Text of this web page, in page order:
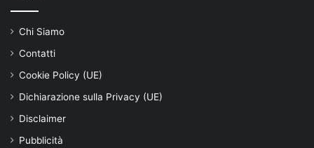
Chi Siamo
Contatti
Cookie Policy (UE)
Dichiarazione sulla Privacy (UE)
Disclaimer
Pubblicità